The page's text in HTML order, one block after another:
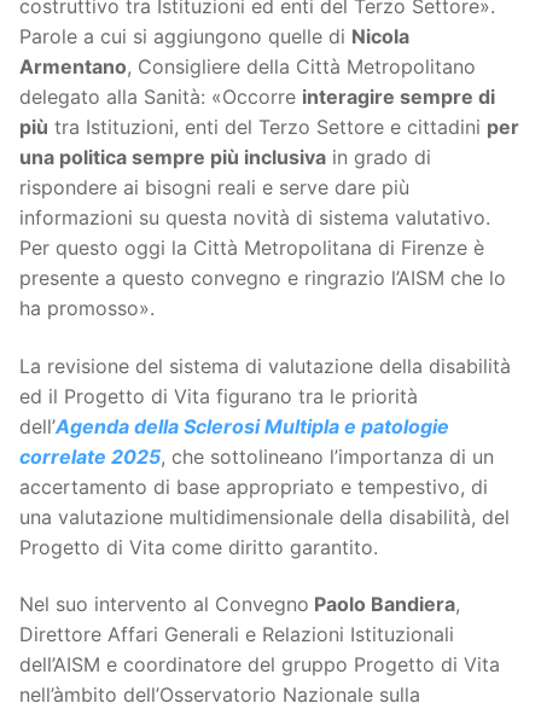
costruttivo tra Istituzioni ed enti del Terzo Settore».
Parole a cui si aggiungono quelle di Nicola
Armentano, Consigliere della Città Metropolitano
delegato alla Sanità: «Occorre interagire sempre di
più tra Istituzioni, enti del Terzo Settore e cittadini per
una politica sempre più inclusiva in grado di
rispondere ai bisogni reali e serve dare più
informazioni su questa novità di sistema valutativo.
Per questo oggi la Città Metropolitana di Firenze è
presente a questo convegno e ringrazio l’AISM che lo
ha promosso».
La revisione del sistema di valutazione della disabilità
ed il Progetto di Vita figurano tra le priorità
dell’Agenda della Sclerosi Multipla e patologie
correlate 2025, che sottolineano l’importanza di un
accertamento di base appropriato e tempestivo, di
una valutazione multidimensionale della disabilità, del
Progetto di Vita come diritto garantito.
Nel suo intervento al Convegno Paolo Bandiera,
Direttore Affari Generali e Relazioni Istituzionali
dell’AISM e coordinatore del gruppo Progetto di Vita
nell’àmbito dell’Osservatorio Nazionale sulla